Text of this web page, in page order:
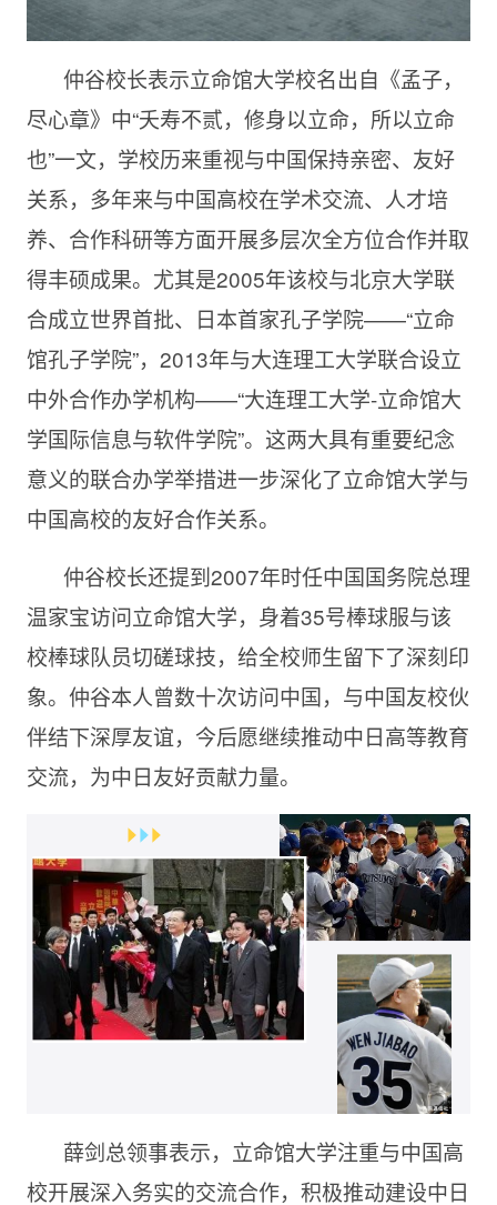
仲谷校长表示立命馆大学校名出自《孟子，
尽心章》中“夭寿不贰，修身以立命，所以立命
也”一文，学校历来重视与中国保持亲密、友好
关系，多年来与中国高校在学术交流、人才培
养、合作科研等方面开展多层次全方位合作并取
得丰硕成果。尤其是2005年该校与北京大学联
合成立世界首批、日本首家孔子学院——“立命
馆孔子学院”，2013年与大连理工大学联合设立
中外合作办学机构——“大连理工大学-立命馆大
学国际信息与软件学院”。这两大具有重要纪念
意义的联合办学举措进一步深化了立命馆大学与
中国高校的友好合作关系。
仲谷校长还提到2007年时任中国国务院总理
温家宝访问立命馆大学，身着35号棒球服与该
校棒球队员切磋球技，给全校师生留下了深刻印
象。仲谷本人曾数十次访问中国，与中国友校伙
伴结下深厚友谊，今后愿继续推动中日高等教育
交流，为中日友好贡献力量。
薛剑总领事表示，立命馆大学注重与中国高
校开展深入务实的交流合作，积极推动建设中日